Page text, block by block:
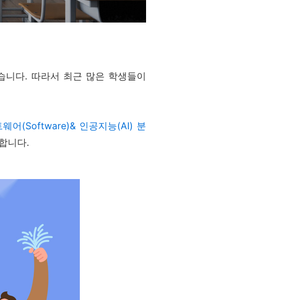
니다. 따라서 최근 많은 학생들이
웨어(Software)& 인공지능(AI) 분
니다.